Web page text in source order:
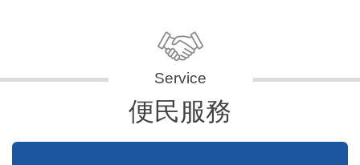
便民服務